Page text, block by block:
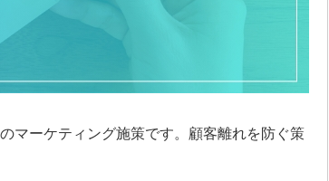
マーケティング施策です。顧客離れを防ぐ策